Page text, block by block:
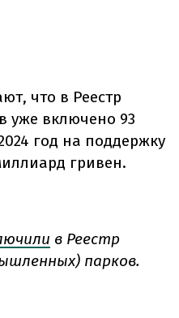
что в Реестр
уже включено 93
год на поддержку
гривен.
в Реестр
парков.